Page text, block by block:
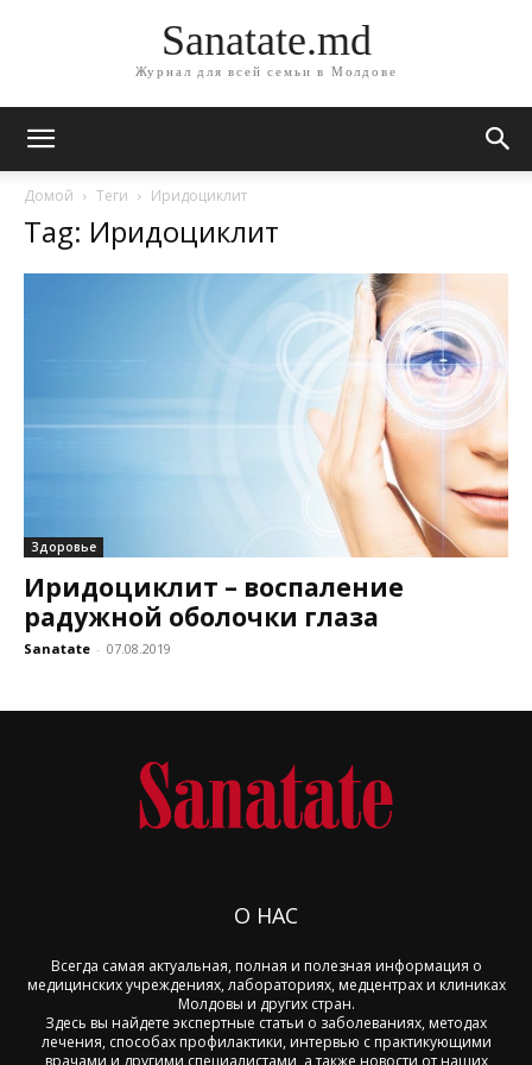
Sanatate.md
Журнал для всей семьи в Молдове
Домой Теги Иридоциклит
Tag: Иридоциклит
Здоровье
Иридоциклит – воспаление
радужной оболочки глаза
Sanatate - 07.08.2019
О НАС
Всегда самая актуальная, полная и полезная информация о
медицинских учреждениях, лабораториях, медцентрах и клиниках
Молдовы и других стран.
Здесь вы найдете экспертные статьи о заболеваниях, методах
лечения, способах профилактики, интервью с практикующими